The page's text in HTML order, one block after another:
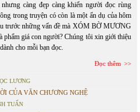
càng đẹp càng khiến người đọc rùng
trong truyện có còn là một ẩn dụ của hôm
trước những vấn đề mà XÓM BỜ MƯƠNG
phẩm giá con người? Chúng tôi xin giới thiệu
cho mỗi bạn đọc.
Đọc thêm
LƯƠNG
CỦA VĂN CHƯƠNG NGHỆ
TUẤN